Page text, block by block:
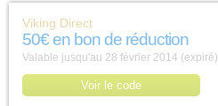
Viking Direct
50€ en bon de réduction
Valable jusqu'au 28 février 2014 (expiré)
Voir le code